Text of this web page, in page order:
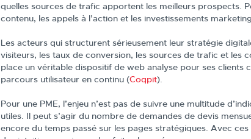
quelles sources de trafic apportent les meilleurs prospects.
contenu, les appels à l’action et les investissements
Les acteurs qui structurent sérieusement leur stratégie
visiteurs, les taux de conversion, les sources de trafic et les
place un véritable dispositif de web analyse pour ses
parcours utilisateur en continu (Coqpit).
Pour une PME, l’enjeu n’est pas de suivre une multitude
utiles. Il peut s’agir du nombre de demandes de devis
encore du temps passé sur les pages stratégiques. Avec